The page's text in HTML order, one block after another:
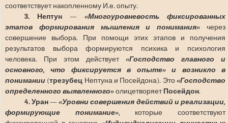
соответствует накопленному И.е. опыту.
3. Нептун — «Многоуровневость фиксированных
этапов формирования мышления и понимания» через
совершение выбора. При помощи этих этапов и получения
результатов выбора формируются психика и психология
человека. При этом действует «Господство главного и
основного, что фиксируется в опыте» и возникло в
понимании (трезубец Нептуна и Посейдона). Это«Господство
определенного выявленного»олицетворяетПосейдон.
4. Уран—«Уровни совершения действий и реализации,
формирующие понимание», которые соответствуют